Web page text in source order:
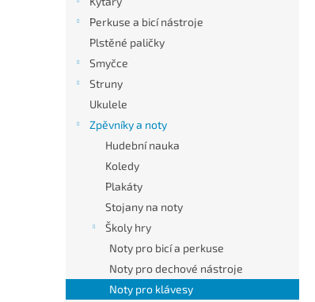
Perkuse a bicí nástroje
Plstěné paličky
Smyčce
Struny
Ukulele
Zpěvníky a noty
Hudební nauka
Koledy
Plakáty
Stojany na noty
Školy hry
Noty pro bicí a perkuse
Noty pro dechové nástroje
Noty pro klávesy